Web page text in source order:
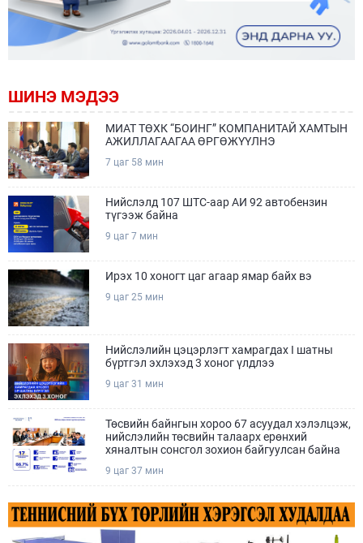
ШИНЭ МЭДЭЭ
МИАТ ТӨХК “БОИНГ” КОМПАНИТАЙ ХАМТЫН
АЖИЛЛАГААГАА ӨРГӨЖҮҮЛНЭ
7 цаг 58 мин
Нийслэлд 107 ШТС-аар АИ 92 автобензин
түгээж байна
9 цаг 7 мин
Ирэх 10 хоногт цаг агаар ямар байх вэ
9 цаг 25 мин
Нийслэлийн цэцэрлэгт хамрагдах I шатны
бүртгэл эхлэхэд 3 хоног үлдлээ
9 цаг 31 мин
Төсвийн байнгын хороо 67 асуудал хэлэлцэж,
нийслэлийн төсвийн талаарх ерөнхий
хяналтын сонсгол зохион байгуулсан байна
9 цаг 37 мин